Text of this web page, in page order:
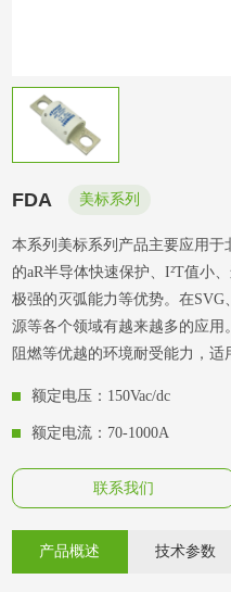
FDA 美标系列
本系列美标系列产品主要应用
的aR半导体快速保护、I²T值小
极强的灭弧能力等优势。在
源等各个领域有越来越多的应用
阻燃等优越的环境耐受能力，适
额定电压：150Vac/dc
额定电流：70-1000A
联系我们
产品概述 技术参数